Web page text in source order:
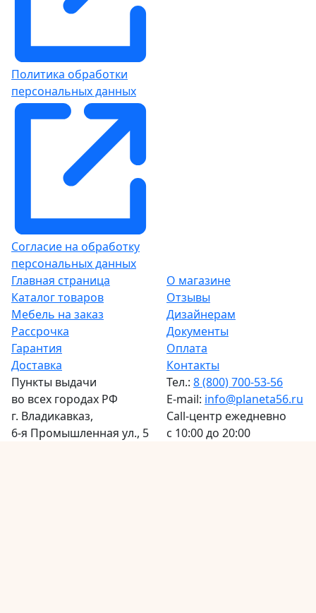
Политика обработки
персональных данных
Согласие на обработку
персональных данных
Главная страница
Каталог товаров
Мебель на заказ
Рассрочка
Гарантия
О магазине
Отзывы
Дизайнерам
Документы
Оплата
Доставка
Пункты выдачи
во всех городах РФ
г. Владикавказ,
6-я Промышленная ул., 5
Контакты
Тел.: 8 (800) 700-53-56
E-mail: info@planeta56.ru
Call-центр ежедневно
с 10:00 до 20:00